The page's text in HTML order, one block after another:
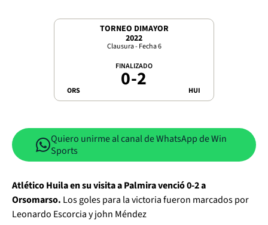
TORNEO DIMAYOR
2022
Clausura - Fecha 6
ORS
FINALIZADO
0-2 HUI
Quiero unirme al canal de WhatsApp de Win
Sports
Atlético Huila en su visita a Palmira venció 0-2 a
Orsomarso. Los goles para la victoria fueron marcados por
Leonardo Escorcia y john Méndez